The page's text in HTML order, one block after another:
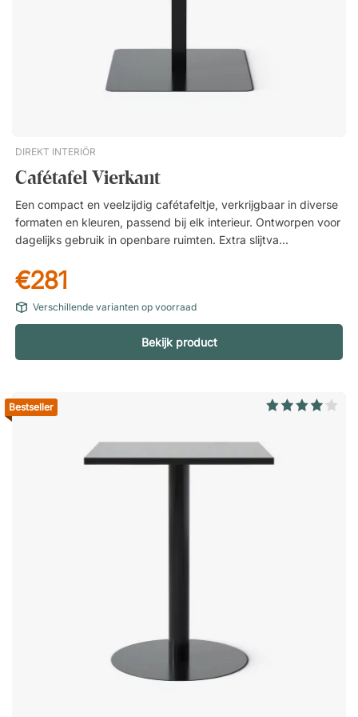
DIREKT INTERIÖR
Cafétafel Vierkant
Een compact en veelzijdig cafétafeltje, verkrijgbaar in diverse
formaten en kleuren, passend bij elk interieur. Ontworpen voor
dagelijks gebruik in openbare ruimten. Extra slijtvast en
levensduur. Tijdloos design dat in elke omgeving past.
€281
Verschillende varianten op voorraad
Bekijk product
Bestseller